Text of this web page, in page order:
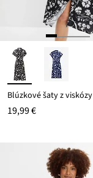
Blúzkové šaty z viskózy
19,99 €